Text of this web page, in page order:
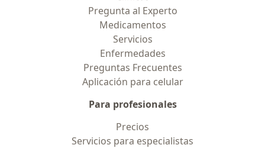
Pregunta al Experto
Medicamentos
Servicios
Enfermedades
Preguntas Frecuentes
Aplicación para celular
Para profesionales
Precios
Servicios para especialistas